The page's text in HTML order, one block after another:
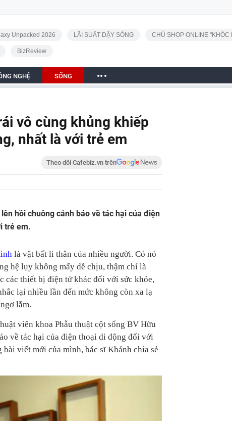
Unpacked 2026 LÃI SUẤT DẬY SÓNG CHỦ SHOP ONLINE "KHÓC
BizReview
NGHỆ SỐNG
vô cùng khủng khiếp
nhất là với trẻ em
Theo dõi Cafebiz.vn trên
hồi chuông cảnh báo về tác hại của điện
trẻ em.
là vật bất li thân của nhiều người. Có nó
hệ lụy không mấy dễ chịu, thậm chí là
các thiết bị điện tử khác đối với sức khỏe,
lại nhiều lần đến mức không còn xa lạ
lắm.
viên khoa Phẫu thuật cột sống BV Hữu
về tác hại của điện thoại di động đối với
viết mới của mình, bác sĩ Khánh chia sẻ